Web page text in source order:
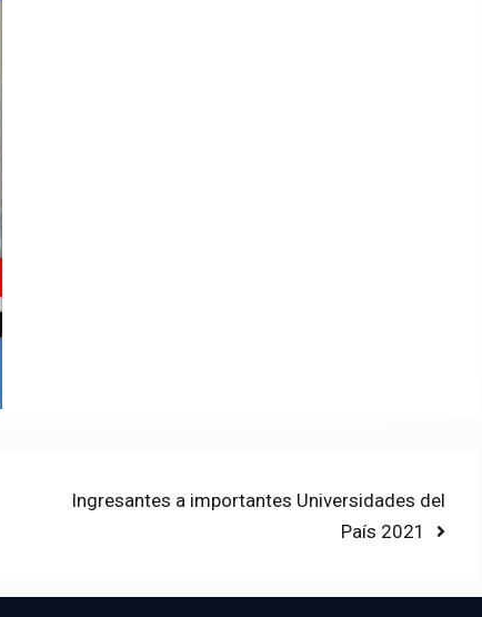
Next
Ingresantes a importantes Universidades del
País 2021